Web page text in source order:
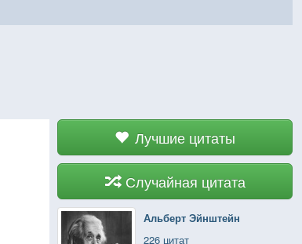
Лучшие цитаты
Случайная цитата
Альберт Эйнштейн
226 цитат